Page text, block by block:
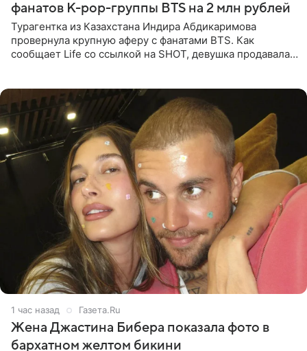
фанатов K-pop-группы BTS на 2 млн рублей
Турагентка из Казахстана Индира Абдикаримова
провернула крупную аферу с фанатами BTS. Как
сообщает Life со ссылкой на SHOT, девушка продавала
1 час назад Газета.Ru
Жена Джастина Бибера показала фото в
бархатном желтом бикини